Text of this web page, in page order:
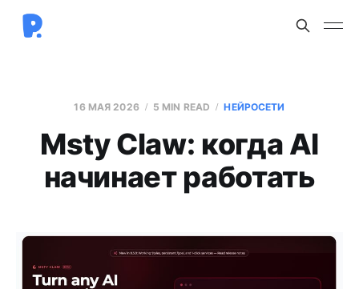
16 МАЯ 2026 5 MIN READ НЕЙРОСЕТИ
Msty Claw: когда AI
начинает работать